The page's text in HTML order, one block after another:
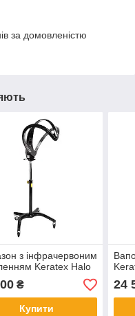
за домовленістю
з інфрачервоним
Keratex Halo
₴
Купити
24